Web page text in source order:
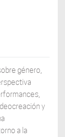
género,
y
a la